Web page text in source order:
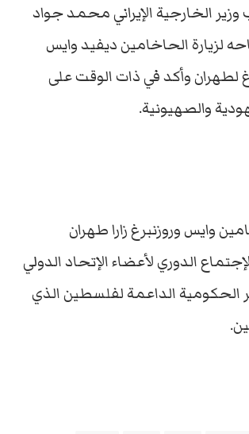
الخارجية الإيراني محمد جواد
لزيارة الحاخامين ديفيد وايس
لطهران وأكد في ذات الوقت على
والصهيونية.
وايس وروزنبرغ زارا طهران
الدوري لأعضاء الإتحاد الدولي
الحكومية الداعمة لفلسطين الذي